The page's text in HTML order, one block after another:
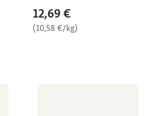
12,69 €
(10,58 €/kg)